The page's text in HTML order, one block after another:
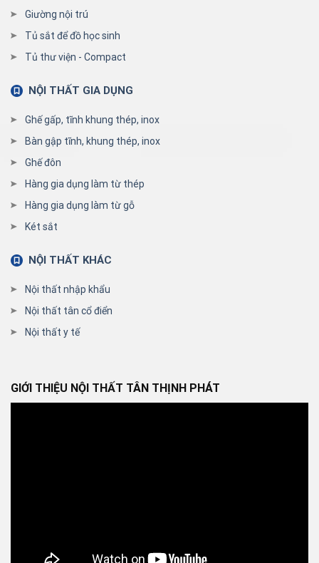
Giường nội trú
Tủ sắt để đồ học sinh
Tủ thư viện - Compact
NỘI THẤT GIA DỤNG
Ghế gấp, tĩnh khung thép, inox
Bàn gập tĩnh, khung thép, inox
Ghế đôn
Hàng gia dụng làm từ thép
Hàng gia dụng làm từ gỗ
Két sắt
NỘI THẤT KHÁC
Nội thất nhập khẩu
Nội thất tân cổ điển
Nội thất y tế
GIỚI THIỆU NỘI THẤT TÂN THỊNH PHÁT